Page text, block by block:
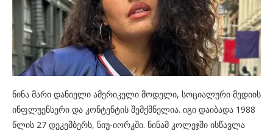
ნინა მარი და­ნი­ე­ლი ამე­რი­კე­ლი მო­დე­ლი, სო­ცი­ა­ლუ­რი მე­დი­ის
ინფლუ­ენ­სე­რი და კონ­ტენ­ტის შემ­ქმნე­ლია. იგი და­ი­ბა­და 1988
წლის 27 დე­კემ­ბერს, ნიუ-იორკში. ნი­ნამ კო­ლე­ჯში ის­წავ­ლა